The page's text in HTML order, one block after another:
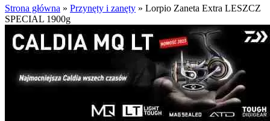
Strona główna » Przynęty i zanęty » Lorpio Zaneta Extra LESZCZ
SPECIAL 1900g